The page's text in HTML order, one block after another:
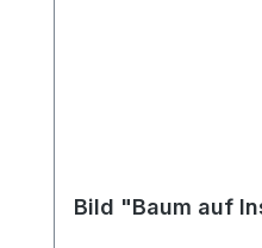
Bild "Baum auf